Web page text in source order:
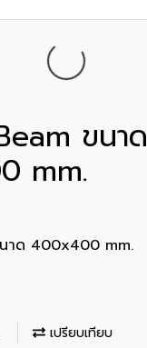
ขนาด
mm.
าด 400x400 mm.
เปรียบเทียบ